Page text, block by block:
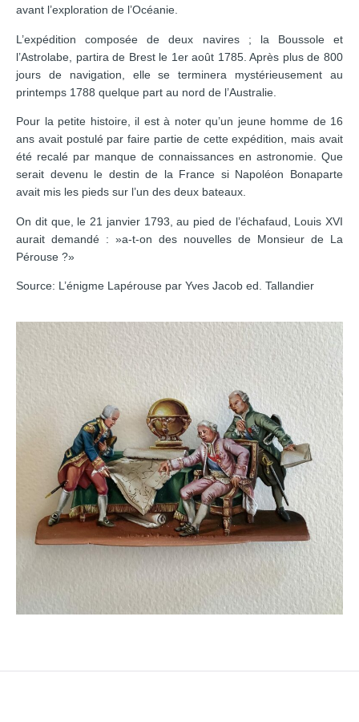
avant l’exploration de l’Océanie.
L’expédition composée de deux navires ; la Boussole et
l’Astrolabe, partira de Brest le 1er août 1785. Après plus de 800
jours de navigation, elle se terminera mystérieusement au
printemps 1788 quelque part au nord de l’Australie.
Pour la petite histoire, il est à noter qu’un jeune homme de 16
ans avait postulé par faire partie de cette expédition, mais avait
été recalé par manque de connaissances en astronomie. Que
serait devenu le destin de la France si Napoléon Bonaparte
avait mis les pieds sur l’un des deux bateaux.
On dit que, le 21 janvier 1793, au pied de l’échafaud, Louis XVI
aurait demandé : »a-t-on des nouvelles de Monsieur de La
Pérouse ?»
Source: L’énigme Lapérouse par Yves Jacob ed. Tallandier